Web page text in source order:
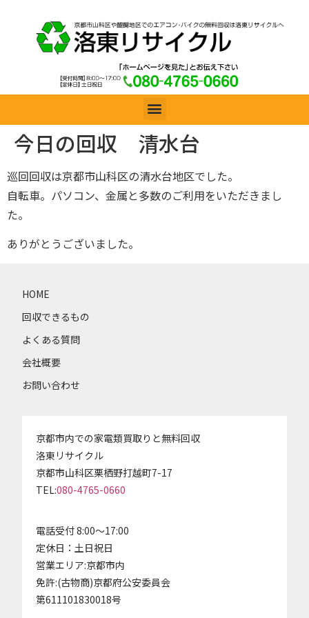
今日の回収 清水台
巡回回収は京都市山科区の清水台地区でした。
自転車。パソコン、金属と多数のご利用をいただきまし
た。
ありがとうございました。
HOME
回収できるもの
よくある質問
会社概要
お問い合わせ
京都市内での家電類買取りと無料回収
洛東リサイクル
京都市山科区栗栖野打越町7-17
TEL:080-4765-0660
電話受付 8:00～17:00
定休日：土日祝日
営業エリア:京都市内
免許:(古物商)京都府公安委員会
第611101830018号